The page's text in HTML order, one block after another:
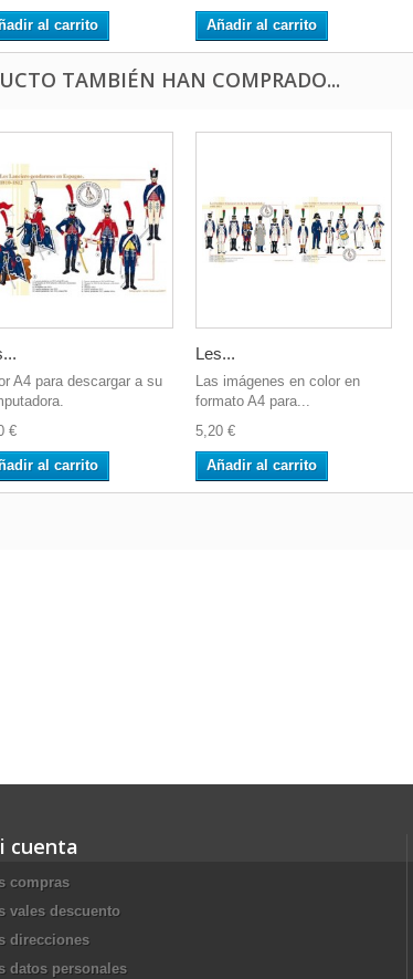
al carrito Añadir al carrito
TAMBIÉN HAN COMPRADO...
A4 para descargar a su
€
al carrito
Les...
Las imágenes en color en
formato A4 para...
5,20 €
Añadir al carrito
cuenta
compras
vales descuento
direcciones
datos personales